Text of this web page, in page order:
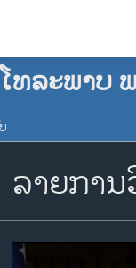
ທລະພາບ
ລາຍກາ